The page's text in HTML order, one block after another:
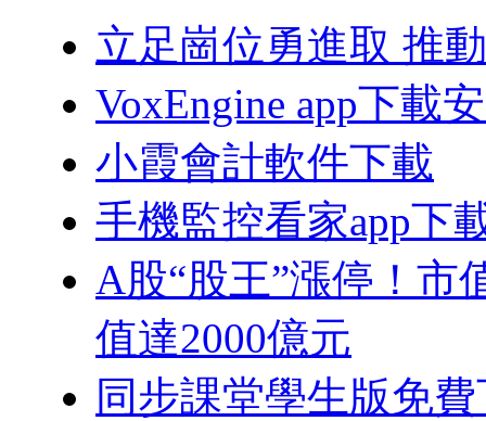
立足崗位勇進取 推
VoxEngine app下載
小霞會計軟件下載
手機監控看家app下
A股“股王”漲停！市
值達2000億元
同步課堂學生版免費